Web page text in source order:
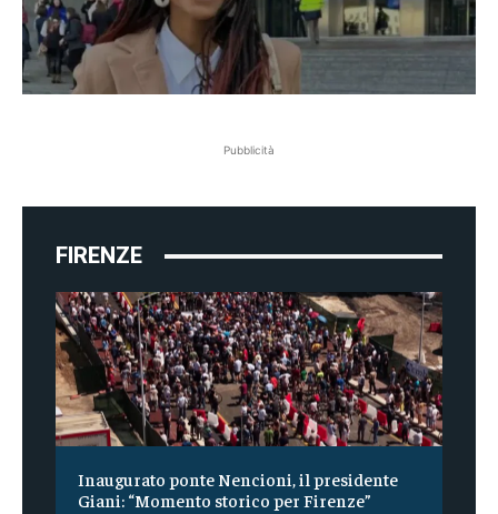
Pubblicità
FIRENZE
Inaugurato ponte Nencioni, il presidente
Giani: “Momento storico per Firenze”